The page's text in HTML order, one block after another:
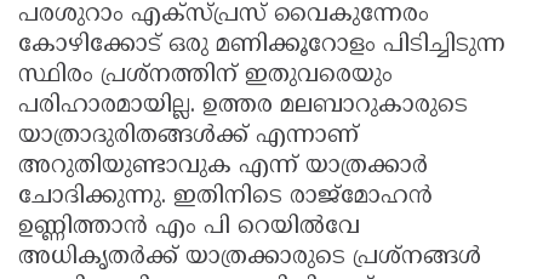
പരശുറാം എക്സ്പ്രസ് വൈകുന്നേരം
കോഴിക്കോട് ഒരു മണിക്കൂറോളം പിടിച്ചിടുന്ന
സ്ഥിരം പ്രശ്നത്തിന് ഇതുവരെയും
പരിഹാരമായില്ല. ഉത്തര മലബാറുകാരുടെ
യാത്രാദുരിതങ്ങൾക്ക് എന്നാണ്
അറുതിയുണ്ടാവുക എന്ന് യാത്രക്കാർ
ചോദിക്കുന്നു. ഇതിനിടെ രാജ്‌മോഹൻ
ഉണ്ണിത്താൻ എം പി റെയിൽവേ
അധികൃതർക്ക് യാത്രക്കാരുടെ പ്രശ്നങ്ങൾ